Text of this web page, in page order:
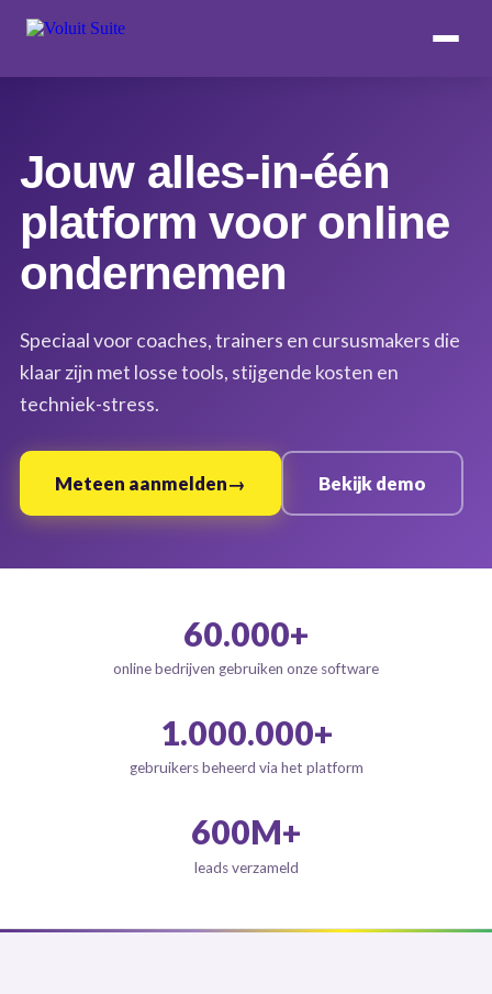
Jouw alles-in-één
platform voor online
ondernemen
Speciaal voor coaches, trainers en cursusmakers die
klaar zijn met losse tools, stijgende kosten en
techniek-stress.
Meteen aanmelden Bekijk demo
60.000+
online bedrijven gebruiken onze software
1.000.000+
gebruikers beheerd via het platform
600M+
leads verzameld